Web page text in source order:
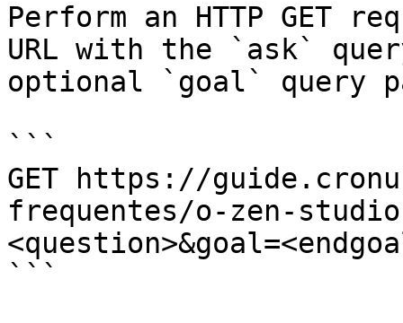
Perform an HTTP GET
URL with the `ask`
optional `goal` query
```
GET https://
frequentes/o-zen-
```